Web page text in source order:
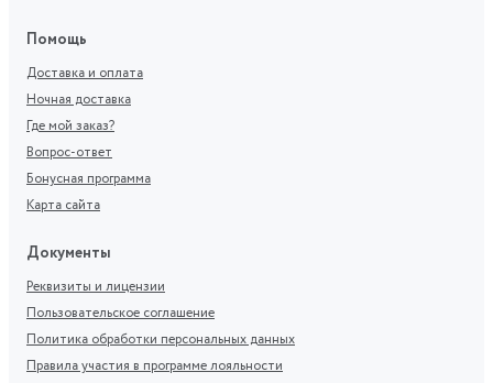
Помощь
Доставка и оплата
Ночная доставка
Где мой заказ?
Вопрос-ответ
Бонусная программа
Карта сайта
Документы
Реквизиты и лицензии
Пользовательское соглашение
Политика обработки персональных данных
Правила участия в программе лояльности